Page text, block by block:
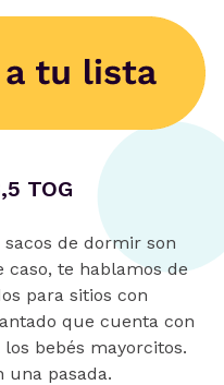
TOG
sacos de dormir son
caso, te hablamos de
para sitios con
que cuenta con
bebés mayorcitos.
una pasada.